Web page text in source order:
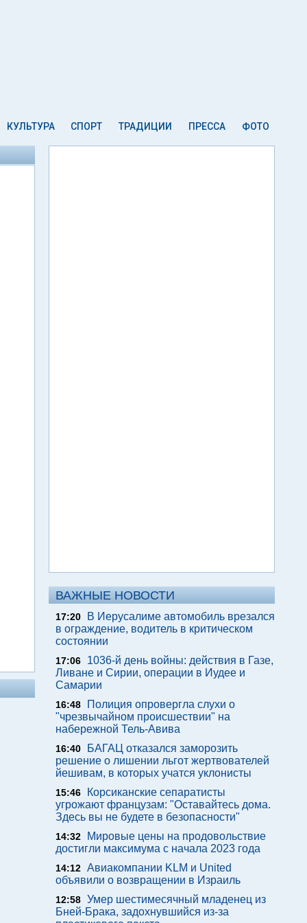
КУЛЬТУРА СПОРТ ТРАДИЦИИ ПРЕССА ФОТО
ВАЖНЫЕ НОВОСТИ
17:20
В Иерусалиме автомобиль врезался
в ограждение, водитель в критическом
состоянии
17:06
1036-й день войны: действия в Газе,
Ливане и Сирии, операции в Иудее и
Самарии
16:48
Полиция опровергла слухи о
"чрезвычайном происшествии" на
набережной Тель-Авива
16:40
БАГАЦ отказался заморозить
решение о лишении льгот жертвователей
йешивам, в которых учатся уклонисты
15:46
Корсиканские сепаратисты
угрожают французам: "Оставайтесь дома.
Здесь вы не будете в безопасности"
14:32
Мировые цены на продовольствие
достигли максимума с начала 2023 года
14:12 Авиакомпании KLM и United
объявили о возвращении в Израиль
12:58 Умер шестимесячный младенец из
Бней-Брака, задохнувшийся из-за